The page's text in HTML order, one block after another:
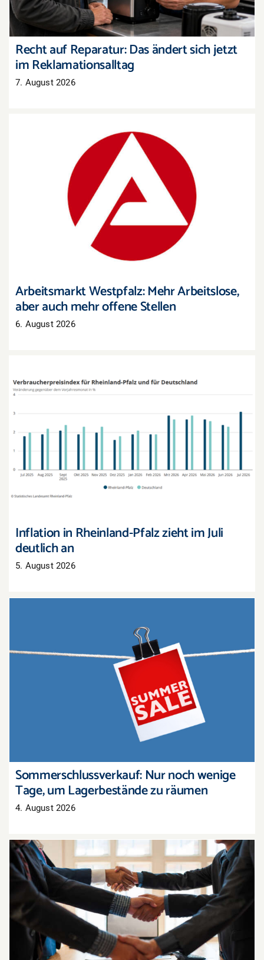
Recht auf Reparatur: Das ändert sich jetzt
im Reklamationsalltag
7. August 2026
Arbeitsmarkt Westpfalz: Mehr Arbeitslose, aber
auch mehr offene Stellen
Arbeitsmarkt Westpfalz: Mehr Arbeitslose,
aber auch mehr offene Stellen
6. August 2026
Inflation in Rheinland-Pfalz zieht im Juli deutlich
Inflation in Rheinland-Pfalz zieht im Juli
deutlich an
5. August 2026
Sommerschlussverkauf: Nur noch wenige Tage,
um Lagerbestände zu räumen
Sommerschlussverkauf: Nur noch wenige
Tage, um Lagerbestände zu räumen
4. August 2026
Tarifabschluss in der Pfalz: Groß- und
Außenhandel übernimmt bayerisches Ergebnis